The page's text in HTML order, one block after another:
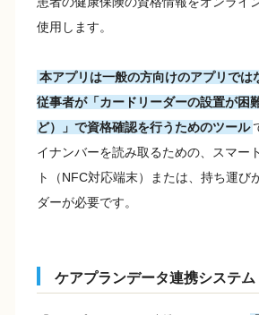
使用します。
本アプリは一般の方向けのアプリでは
従事者が「カードリーダーの設置が困
ど）」で資格確認を行うためのツール
イナンバーを読み取るための、スマー
ト（NFC対応端末）または、持ち運び
ダーが必要です。
ケアプランデータ連携システム